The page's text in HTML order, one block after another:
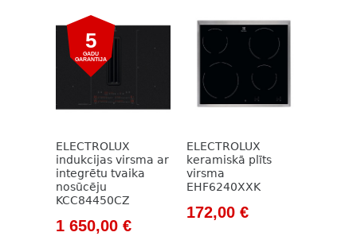
5
GADU
GARANTIJA
ELECTROLUX
indukcijas virsma ar
integrētu tvaika
nosūcēju
KCC84450CZ
Original
1 650,00 €Current
ELECTROLUX
keramiskā plīts
virsma
EHF6240XXK
Original
172,00 €Current